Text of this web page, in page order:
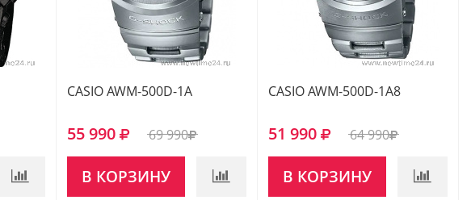
CASIO AWM-500D-1A
55 990 69 990
В КОРЗИНУ
CASIO AWM-500D-1A8
51 990 64 990
В КОРЗИНУ